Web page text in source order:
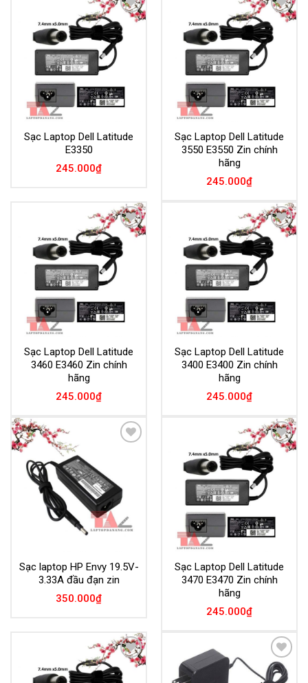
Add to
Wishlist
Sạc Laptop Dell Latitude
E3350
245.000₫
Add to
Wishlist
Sạc Laptop Dell Latitude
3550 E3550 Zin chính
hãng
245.000₫
Add to
Wishlist
Sạc Laptop Dell Latitude
3460 E3460 Zin chính
hãng
245.000₫
Add to
Wishlist
Sạc Laptop Dell Latitude
3400 E3400 Zin chính
hãng
245.000₫
Sạc laptop HP Envy 19.5V-
3.33A đầu đạn zin
350.000₫
Add to
Wishlist
Sạc Laptop Dell Latitude
3470 E3470 Zin chính
hãng
245.000₫
Add to
Wishlist
Add to
Wishlist